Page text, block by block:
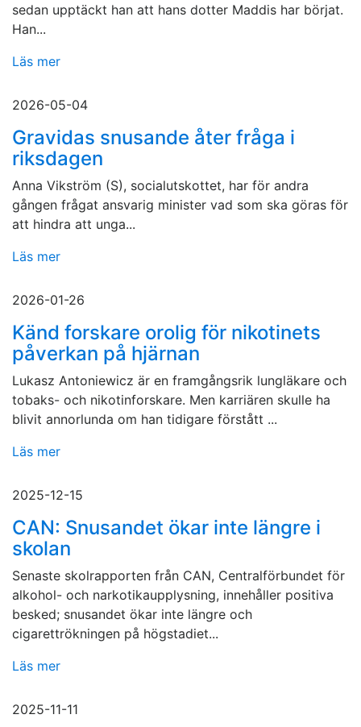
sedan upptäckt han att hans dotter Maddis har börjat.
Han...
Läs mer
2026-05-04
Gravidas snusande åter fråga i
riksdagen
Anna Vikström (S), socialutskottet, har för andra
gången frågat ansvarig minister vad som ska göras för
att hindra att unga...
Läs mer
2026-01-26
Känd forskare orolig för nikotinets
påverkan på hjärnan
Lukasz Antoniewicz är en framgångsrik lungläkare och
tobaks- och nikotinforskare. Men karriären skulle ha
blivit annorlunda om han tidigare förstått ...
Läs mer
2025-12-15
CAN: Snusandet ökar inte längre i
skolan
Senaste skolrapporten från CAN, Centralförbundet för
alkohol- och narkotikaupplysning, innehåller positiva
besked; snusandet ökar inte längre och
cigarettrökningen på högstadiet...
Läs mer
2025-11-11